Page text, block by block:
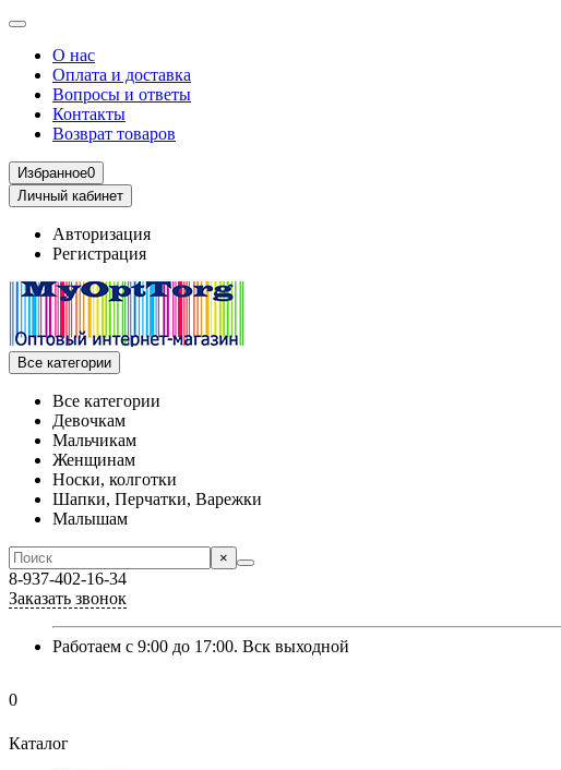
О нас
Оплата и доставка
Вопросы и ответы
Контакты
Возврат товаров
Избранное0
Личный кабинет
Авторизация
Регистрация
Все категории
Все категории
Девочкам
Мальчикам
Женщинам
Носки, колготки
Шапки, Перчатки, Варежки
Малышам
×
8-937-402-16-34
Заказать звонок
Работаем с 9:00 до 17:00. Вск выходной
0
Каталог